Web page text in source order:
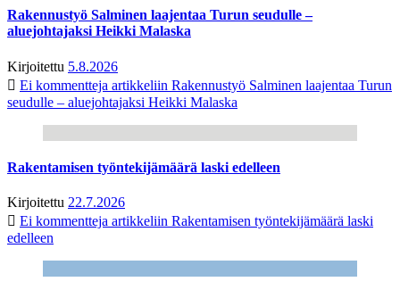
Rakennustyö Salminen laajentaa Turun seudulle –
aluejohtajaksi Heikki Malaska
Kirjoitettu 5.8.2026
Ei kommentteja artikkeliin Rakennustyö Salminen laajentaa Turun
seudulle – aluejohtajaksi Heikki Malaska
Rakentamisen työntekijämäärä laski edelleen
Kirjoitettu 22.7.2026
Ei kommentteja artikkeliin Rakentamisen työntekijämäärä laski
edelleen